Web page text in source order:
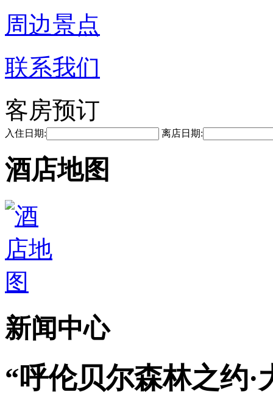
周边景点
联系我们
客房预订
入住日期: 离店日期:
酒店地图
新闻中心
“呼伦贝尔森林之约·